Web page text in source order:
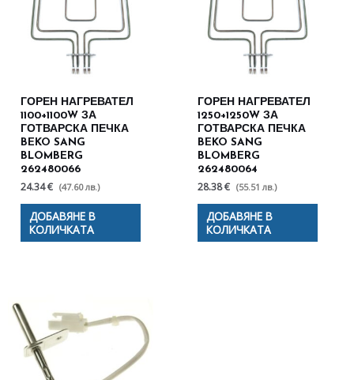
ГОРЕН НАГРЕВАТЕЛ
1100+1100W ЗА
ГОТВАРСКА ПЕЧКА
BEKO SANG
BLOMBERG
262480066
24.34 € (47.60 лв.)
ДОБАВЯНЕ В
КОЛИЧКАТА
ГОРЕН НАГРЕВАТЕЛ
1250+1250W ЗА
ГОТВАРСКА ПЕЧКА
BEKO SANG
BLOMBERG
262480064
28.38 € (55.51 лв.)
ДОБАВЯНЕ В
КОЛИЧКАТА